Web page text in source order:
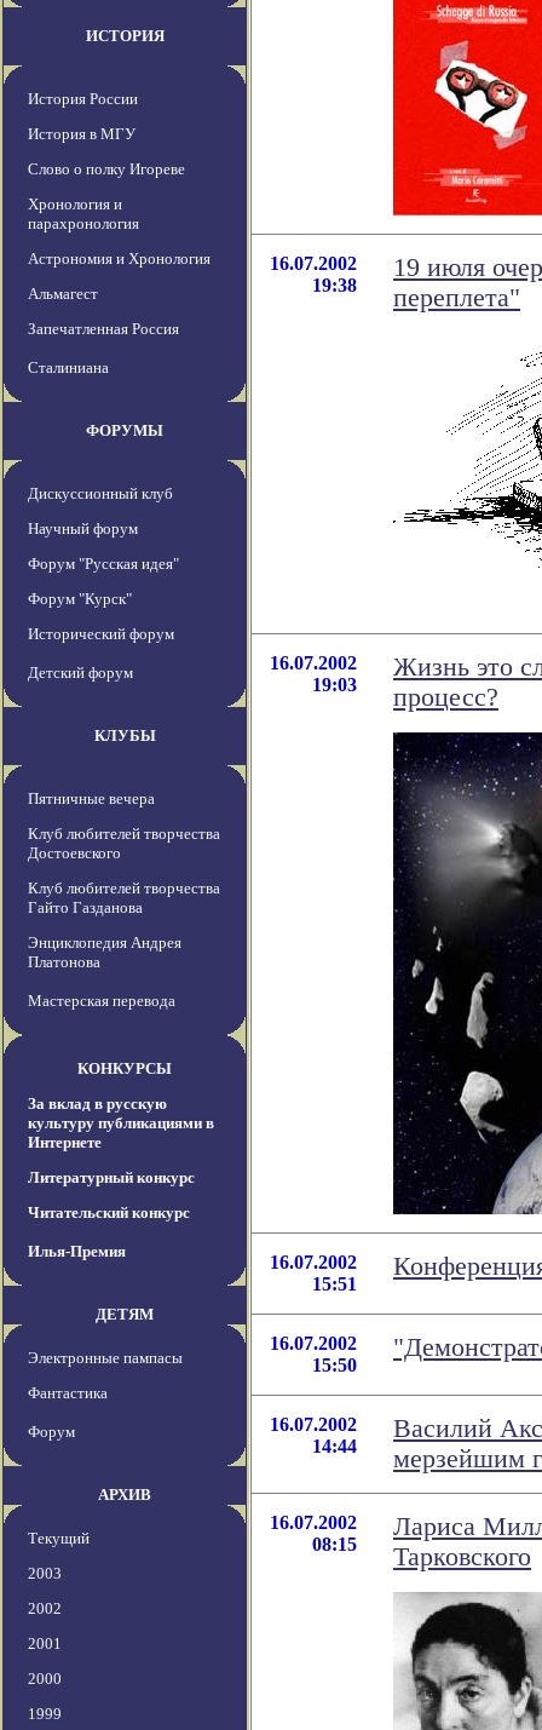
ИСТОРИЯ
История России
История в МГУ
Слово о полку Игореве
Хронология и
парахронология
Астрономия и Хронология
Альмагест
Запечатленная Россия
Сталиниана
ФОРУМЫ
Дискуссионный клуб
Научный форум
Форум "Русская идея"
Форум "Курск"
Исторический форум
Детский форум
КЛУБЫ
Пятничные вечера
Клуб любителей творчества
Достоевского
Клуб любителей творчества
Гайто Газданова
Энциклопедия Андрея
Платонова
Мастерская перевода
КОНКУРСЫ
За вклад в русскую
культуру публикациями в
Интернете
Литературный конкурс
Читательский конкурс
Илья-Премия
ДЕТЯМ
Электронные пампасы
Фантастика
Форум
АРХИВ
Текущий
2003
2002
2001
2000
1999
16.07.2002
19:38
19 июля
переплета"
16.07.2002
19:03
Жизнь это
процесс?
16.07.2002
15:51
16.07.2002
15:50
16.07.2002
14:44
Василий
мерзейшим
16.07.2002
08:15
Лариса
Тарковского